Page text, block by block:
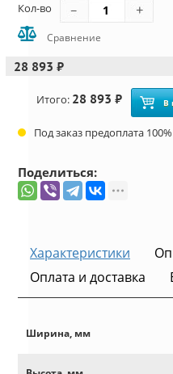
Кол-во
Сравнение
28 893 ₽
Итого: 28 893 ₽ В
Под заказ предоплата 100%
Поделиться:
Характеристики
Оплата и доставка
Ширина, мм